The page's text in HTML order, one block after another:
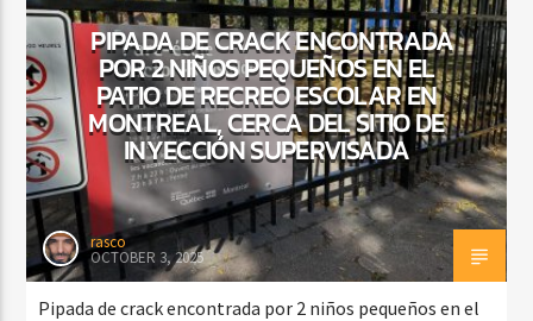
CURRENT SHOW
FIESTA DJ DE FIN DE SEMANA
12:00 AM 3:00 AM
PIPADA DE CRACK ENCONTRADA
POR 2 NIÑOS PEQUEÑOS EN EL
PATIO DE RECREO ESCOLAR EN
MONTREAL, CERCA DEL SITIO DE
INYECCIÓN SUPERVISADA
rasco
OCTOBER 3, 2025
Pipada de crack encontrada por 2 niños pequeños en el